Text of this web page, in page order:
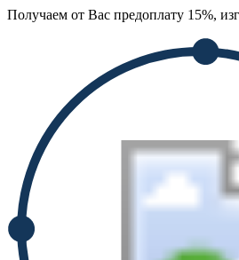
Получаем от Вас предоплату 15%,